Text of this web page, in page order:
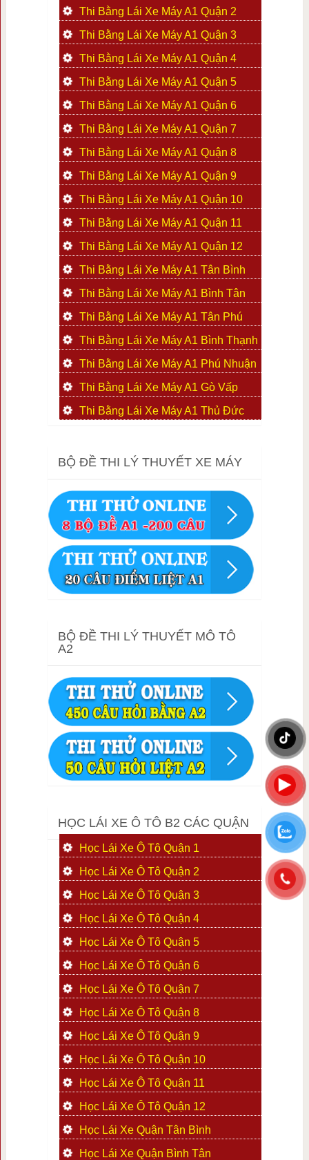
Thi Bằng Lái Xe Máy A1 Quận 2
Thi Bằng Lái Xe Máy A1 Quận 3
Thi Bằng Lái Xe Máy A1 Quận 4
Thi Bằng Lái Xe Máy A1 Quận 5
Thi Bằng Lái Xe Máy A1 Quận 6
Thi Bằng Lái Xe Máy A1 Quận 7
Thi Bằng Lái Xe Máy A1 Quận 8
Thi Bằng Lái Xe Máy A1 Quận 9
Thi Bằng Lái Xe Máy A1 Quận 10
Thi Bằng Lái Xe Máy A1 Quận 11
Thi Bằng Lái Xe Máy A1 Quận 12
Thi Bằng Lái Xe Máy A1 Tân Bình
Thi Bằng Lái Xe Máy A1 Bình Tân
Thi Bằng Lái Xe Máy A1 Tân Phú
Thi Bằng Lái Xe Máy A1 Bình Thạnh
Thi Bằng Lái Xe Máy A1 Phú Nhuận
Thi Bằng Lái Xe Máy A1 Gò Vấp
Thi Bằng Lái Xe Máy A1 Thủ Đức
BỘ ĐỀ THI LÝ THUYẾT XE MÁY
BỘ ĐỀ THI LÝ THUYẾT MÔ TÔ
A2
HỌC LÁI XE Ô TÔ B2 CÁC QUẬN
Học Lái Xe Ô Tô Quận 1
Học Lái Xe Ô Tô Quận 2
Học Lái Xe Ô Tô Quận 3
Học Lái Xe Ô Tô Quận 4
Học Lái Xe Ô Tô Quận 5
Học Lái Xe Ô Tô Quận 6
Học Lái Xe Ô Tô Quận 7
Học Lái Xe Ô Tô Quận 8
Học Lái Xe Ô Tô Quận 9
Học Lái Xe Ô Tô Quận 10
Học Lái Xe Ô Tô Quận 11
Học Lái Xe Ô Tô Quận 12
Học Lái Xe Quận Tân Bình
Học Lái Xe Quận Bình Tân